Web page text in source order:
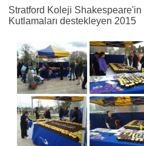
Stratford Koleji Shakespeare'in
Kutlamaları destekleyen 2015